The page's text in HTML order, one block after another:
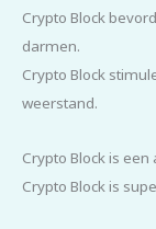
Crypto Block
darmen.
Crypto Block
weerstand.
Crypto Block is
Crypto Block is